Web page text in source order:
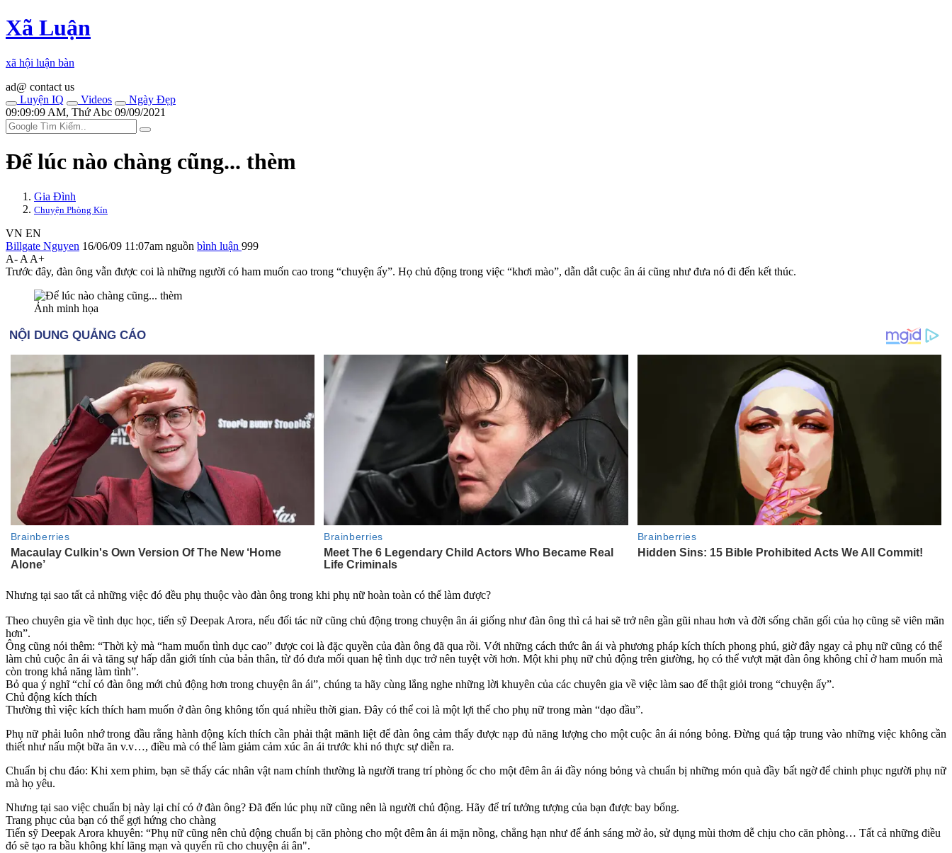
Xã Luận
xã hội luận bàn
ad@ contact us
Luyện IQ
Videos
Ngày Đẹp
09:09:09 AM, Thứ Abc 09/09/2021
Để lúc nào chàng cũng... thèm
Gia Đình
Chuyện Phòng Kín
VN EN
Billgate Nguyen 16/06/09 11:07am nguồn bình luận 999
A- A A+
Trước đây, đàn ông vẫn được coi là những người có ham muốn cao trong “chu‌yện ấ‌y”. Họ chủ động trong việc “khơi mào”, dẫn dắt cuộc ân ái cũng như đưa nó đi đến kết thúc.
Ảnh minh họa
Nhưng tại sao tất cả những việc đó đều phụ thuộc vào đàn ông trong khi phụ nữ hoàn toàn có thể làm được?
Theo chuyên gia về tình dục học, tiến sỹ Deepak Arora, nếu đối tác nữ cũng chủ động trong chuyện ân ái giống như đàn ông thì cả hai sẽ trở nên gần gũi nhau hơn và đời sống chăn gối của họ cũng sẽ viên mãn
hơn”.
Ông cũng nói thêm: “Thời kỳ mà “ham muốn tình dục cao” được coi là đặc quyền của đàn ông đã qua rồi. Với những cách thức ân ái và phương pháp kích thích phong phú, giờ đây ngay cả phụ nữ cũng có thể
làm chủ cuộc ân ái và tăng sự hấp dẫn giới tính của bản thân, từ đó đưa mối quan hệ tình dục trở nên tuyệt vời hơn. Một khi phụ nữ chủ động trên giường, họ có thể vượt mặt đàn ông không chỉ ở ham muốn mà
còn trong khả năng làm tình”.
Bỏ qua ý nghĩ “chỉ có đàn ông mới chủ động hơn trong chuyện ân ái”, chúng ta hãy cùng lắng nghe những lời khuyên của các chuyên gia về việc làm sao để thật giỏi trong “chu‌yện ấ‌y”.
Chủ động kích thích
Thường thì việc kích thích ham muốn ở đàn ông không tốn quá nhiều thời gian. Đây có thể coi là một lợi thế cho phụ nữ trong màn “dạo đầu”.
Phụ nữ phải luôn nhớ trong đầu rằng hành động kích thích cần phải thật mãnh liệt để đàn ông cảm thấy được nạp đủ năng lượng cho một cuộc ân ái nóng bỏng. Đừng quá tập trung vào những việc không cần
thiết như nấu một bữa ăn v.v…, điều mà có thể làm giảm cảm xúc ân ái trước khi nó thực sự diễn ra.
Chuẩn bị chu đáo: Khi xem phim, bạn sẽ thấy các nhân vật nam chính thường là người trang trí phòng ốc cho một đêm ân ái đầy nóng bỏng và chuẩn bị những món quà đầy bất ngờ để chinh phục người phụ nữ
mà họ yêu.
Nhưng tại sao việc chuẩn bị này lại chỉ có ở đàn ông? Đã đến lúc phụ nữ cũng nên là người chủ động. Hãy để trí tưởng tượng của bạn được bay bổng.
Trang phục của bạn có thể gợi hứng cho chàng
Tiến sỹ Deepak Arora khuyên: “Phụ nữ cũng nên chủ động chuẩn bị căn phòng cho một đêm ân ái mặn nồng, chẳng hạn như để ánh sáng mờ ảo, sử dụng mùi thơm dễ chịu cho căn phòng… Tất cả những điều
đó sẽ tạo ra bầu không khí lãng mạn và quyến rũ cho chuyện ái ân".